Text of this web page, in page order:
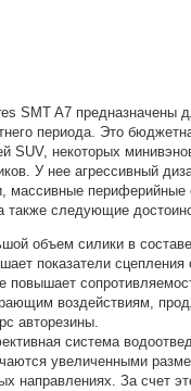
SMT A7 предназначены
периода. Это
SUV, некоторых
У нее агрессивный
массивные периферийные
также следующие
объем силики в
показатели
повышает
воздействиям,
авторезины.
система
увеличенными
направлениях. За счет